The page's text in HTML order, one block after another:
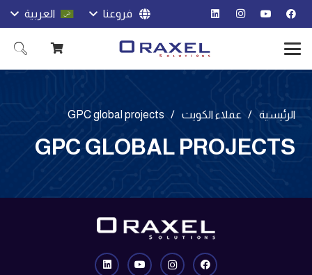
فروعنا العربية
الرئيسية / عملاء الكويت /
GPC global projects
GPC GLOBAL PROJECTS